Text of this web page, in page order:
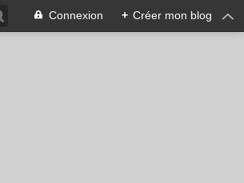
Connexion + Créer mon blog